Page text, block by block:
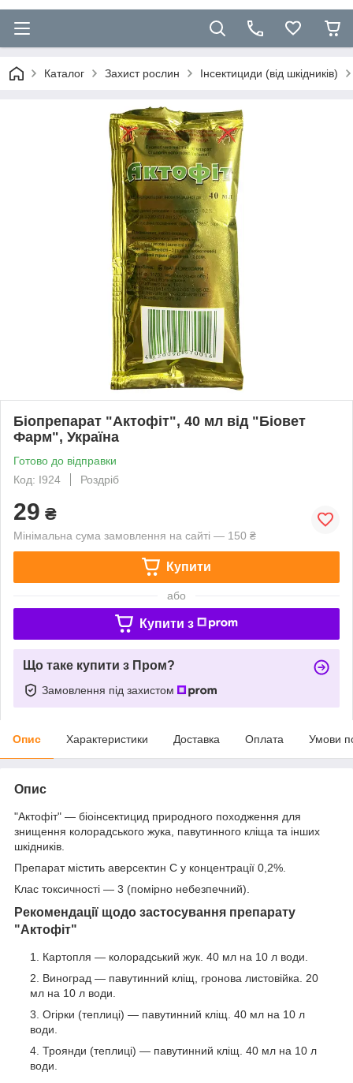
Каталог Захист рослин Інсектициди (від шкідників)
Біопрепарат "Актофіт", 40 мл від "Біовет
Фарм", Україна
Готово до відправки
Код: I924
Роздріб
29 ₴
Мінімальна сума замовлення на сайті — 150 ₴
Купити
або
Купити з
Що таке купити з Пром?
Замовлення під захистом
Опис Характеристики Доставка Оплата Умови
Опис
"Актофіт" — біоінсектицид природного походження для
знищення колорадського жука, павутинного кліща та інших
шкідників.
Препарат містить аверсектин С у концентрації 0,2%.
Клас токсичності — 3 (помірно небезпечний).
Рекомендації щодо застосування препарату
"Актофіт"
Картопля — колорадський жук. 40 мл на 10 л води.
Виноград — павутинний кліщ, гронова листовійка. 20
мл на 10 л води.
Огірки (теплиці) — павутинний кліщ. 40 мл на 10 л
води.
Троянди (теплиці) — павутинний кліщ. 40 мл на 10 л
води.